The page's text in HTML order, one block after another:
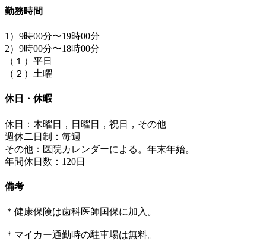
勤務時間
1）9時00分〜19時00分
2）9時00分〜18時00分
（１）平日
（２）土曜
休日・休暇
休日：木曜日，日曜日，祝日，その他
週休二日制：毎週
その他：医院カレンダーによる。年末年始。
年間休日数：120日
備考
＊健康保険は歯科医師国保に加入。
＊マイカー通勤時の駐車場は無料。